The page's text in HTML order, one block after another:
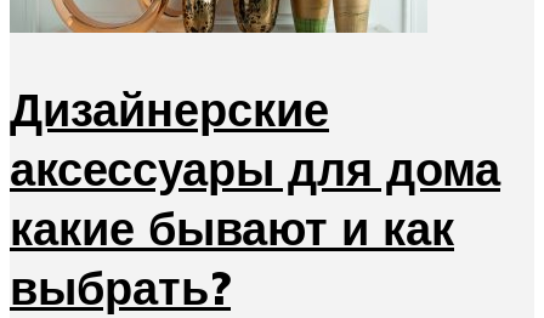
Дизайнерские
аксессуары для дома
какие бывают и как
выбрать?